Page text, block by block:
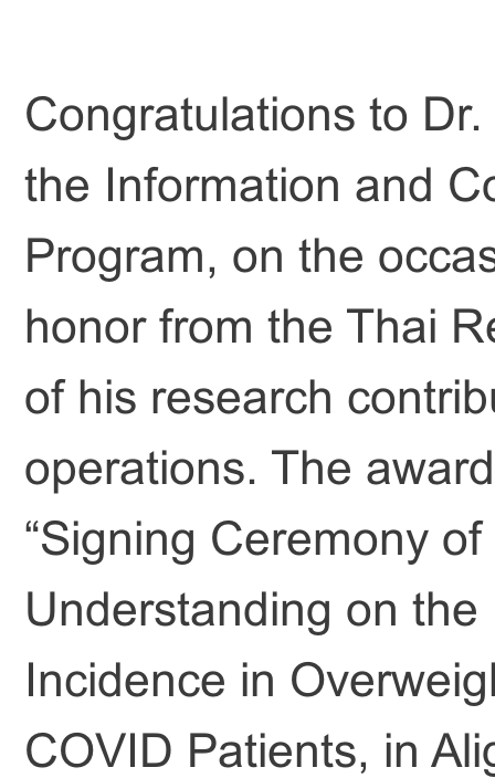
Congratulations to
the Information and
Program, on the
honor from the Thai
of his research
operations. The
“Signing Ceremony
Understanding on
Incidence in
COVID Patients, in